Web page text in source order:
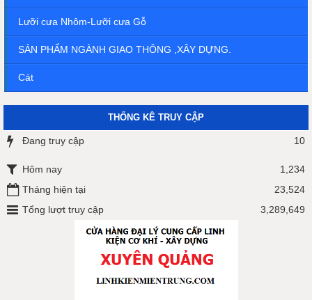
Lưỡi cưa Nhôm-Lưỡi cưa Gỗ
SẢN PHẨM NGÀNH GIAO THÔNG ,XÂY DỰNG.
Cát
THỐNG KÊ TRUY CẬP
Đang truy cập 10
Hôm nay
1,234
Tháng hiện tại
23,524
Tổng lượt truy cập
3,289,649